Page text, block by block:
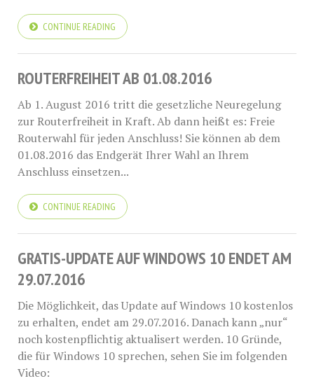
CONTINUE READING
ROUTERFREIHEIT AB 01.08.2016
Ab 1. August 2016 tritt die gesetzliche Neuregelung
zur Routerfreiheit in Kraft. Ab dann heißt es: Freie
Routerwahl für jeden Anschluss! Sie können ab dem
01.08.2016 das Endgerät Ihrer Wahl an Ihrem
Anschluss einsetzen...
CONTINUE READING
GRATIS-UPDATE AUF WINDOWS 10 ENDET AM
29.07.2016
Die Möglichkeit, das Update auf Windows 10 kostenlos
zu erhalten, endet am 29.07.2016. Danach kann „nur“
noch kostenpflichtig aktualisert werden. 10 Gründe,
die für Windows 10 sprechen, sehen Sie im folgenden
Video: